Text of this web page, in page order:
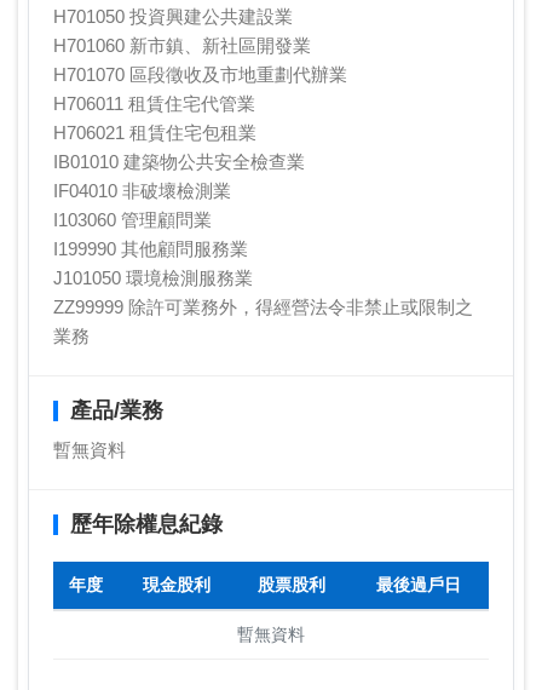
H701050 投資興建公共建設業
H701060 新市鎮、新社區開發業
H701070 區段徵收及市地重劃代辦業
H706011 租賃住宅代管業
H706021 租賃住宅包租業
IB01010 建築物公共安全檢查業
IF04010 非破壞檢測業
I103060 管理顧問業
I199990 其他顧問服務業
J101050 環境檢測服務業
ZZ99999 除許可業務外，得經營法令非禁止或限制之
業務
產品/業務
暫無資料
歷年除權息紀錄
年度 現金股利 股票股利 最後過戶日
暫無資料